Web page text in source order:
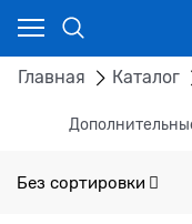
Главная Каталог
Без сортировки